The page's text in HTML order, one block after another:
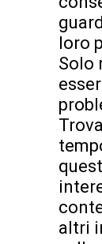
loro
Solo
altri